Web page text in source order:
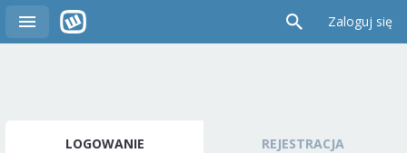
Zaloguj się
LOGOWANIE REJESTRACJA